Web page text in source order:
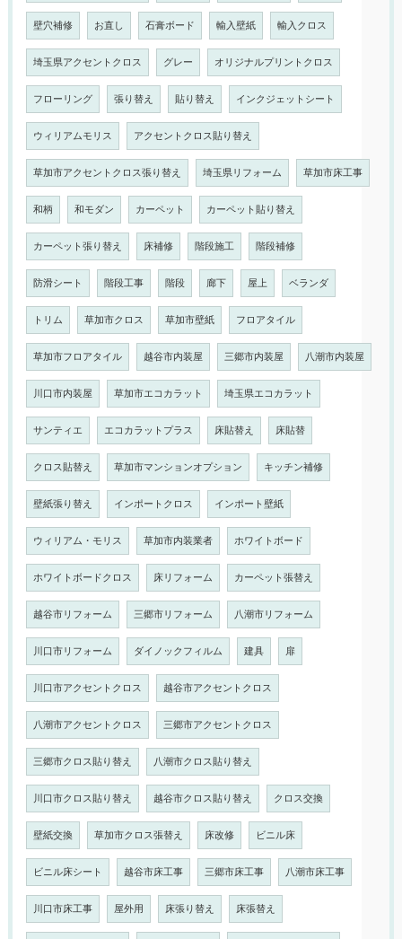
壁穴補修 お直し 石膏ボード 輸入壁紙 輸入クロス
埼玉県アクセントクロス グレー オリジナルプリントクロス
フローリング 張り替え 貼り替え インクジェットシート
ウィリアムモリス アクセントクロス貼り替え
草加市アクセントクロス張り替え 埼玉県リフォーム 草加市床工事
和柄 和モダン カーペット カーペット貼り替え
カーペット張り替え 床補修 階段施工 階段補修
防滑シート 階段工事 階段 廊下 屋上 ベランダ
トリム 草加市クロス 草加市壁紙 フロアタイル
草加市フロアタイル 越谷市内装屋 三郷市内装屋 八潮市内装屋
川口市内装屋 草加市エコカラット 埼玉県エコカラット
サンティエ エコカラットプラス 床貼替え 床貼替
クロス貼替え 草加市マンションオプション キッチン補修
壁紙張り替え インポートクロス インポート壁紙
ウィリアム・モリス 草加市内装業者 ホワイトボード
ホワイトボードクロス 床リフォーム カーペット張替え
越谷市リフォーム 三郷市リフォーム 八潮市リフォーム
川口市リフォーム ダイノックフィルム 建具 扉
川口市アクセントクロス 越谷市アクセントクロス
八潮市アクセントクロス 三郷市アクセントクロス
三郷市クロス貼り替え 八潮市クロス貼り替え
川口市クロス貼り替え 越谷市クロス貼り替え クロス交換
壁紙交換 草加市クロス張替え 床改修 ビニル床
ビニル床シート 越谷市床工事 三郷市床工事 八潮市床工事
川口市床工事 屋外用 床張り替え 床張替え